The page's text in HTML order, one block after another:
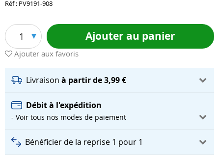
Réf : PV9191-908
1 Ajouter au panier
Ajouter aux favoris
Livraison à partir de 3,99 €
Débit à l'expédition
- Voir tous nos modes de paiement
Bénéficier de la reprise 1 pour 1